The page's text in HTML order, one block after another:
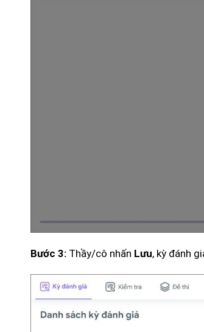
Bước 3: Thầy/cô nhấn Lưu, kỳ đánh